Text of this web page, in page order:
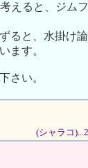
えると、ジム
ると、水掛け
ます。
さい。
(シャラコ